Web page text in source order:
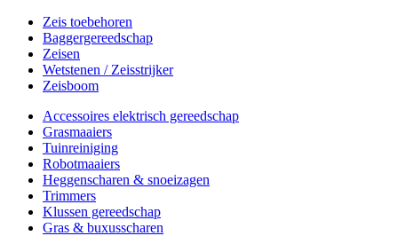
Zeis toebehoren
Baggergereedschap
Zeisen
Wetstenen / Zeisstrijker
Zeisboom
Accessoires elektrisch gereedschap
Grasmaaiers
Tuinreiniging
Robotmaaiers
Heggenscharen & snoeizagen
Trimmers
Klussen gereedschap
Gras & buxusscharen